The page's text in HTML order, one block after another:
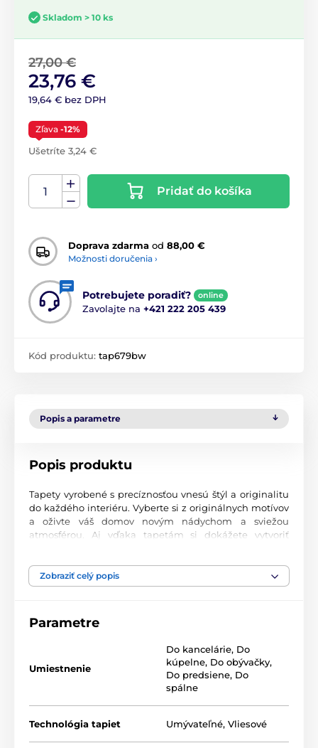
Skladom > 10 ks
27,00 €
23,76 €
19,64 € bez DPH
Zľava -12%
Ušetríte 3,24 €
Pridať do košíka
Doprava zdarma od 88,00 €
Možnosti doručenia ›
Potrebujete poradiť? online
Zavolajte na +421 222 205 439
Kód produktu: tap679bw
Popis a parametre
Popis produktu
Tapety vyrobené s precíznosťou vnesú štýl a originalitu
do každého interiéru. Vyberte si z originálnych motívov
a oživte váš domov novým nádychom a sviežou
atmosférou. Aj vďaka tapetám si dokážete vytvoriť
Najvyššia kvalita tlače
miestnosti. Tlačia sa na kvalitný vlies s jemným
technológii sa vyznačujú výbornou odolnosťou a
farebnou stálosťou.
výška)
Zobraziť celý popis
Parametre
Umiestnenie
Do kancelárie, Do
kúpelne, Do obývačky,
Do predsiene, Do
spálne
Technológia tapiet Umývateľné, Vliesové